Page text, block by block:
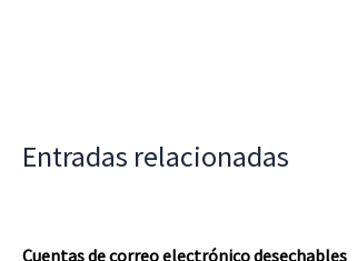
Entradas relacionadas
Cuentas de correo electrónico desechables